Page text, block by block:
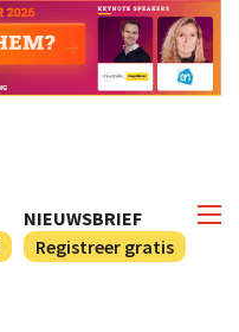
NIEUWSBRIEF
Registreer gratis